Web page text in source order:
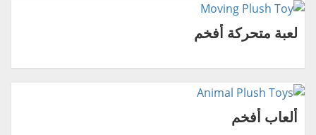
لعبة متحركة أفخم
ألعاب أفخم